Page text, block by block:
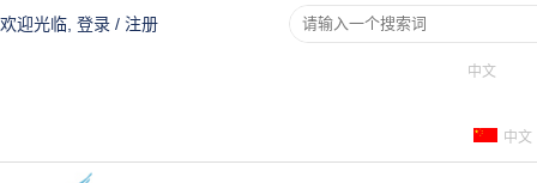
欢迎光临, 登录 / 注册
中文
中文